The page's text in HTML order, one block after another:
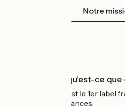
Notre
Accueil Vélo qu'est-ce que
Accueil Vélo c'est le 1er label
cyclistes en vacances.